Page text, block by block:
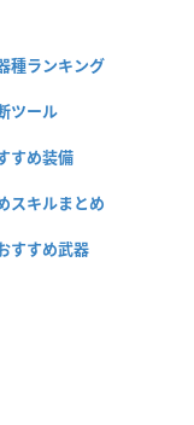
種ランキング
ツール
すめ装備
スキルまとめ
すすめ武器